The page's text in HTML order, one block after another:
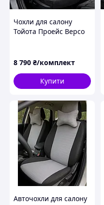
Чохли для салону
Тойота Проейс Версо
8 790 ₴/комплект
Купити
Авточохли для салону